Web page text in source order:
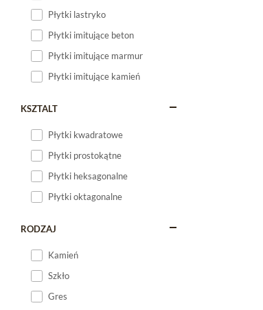
Płytki lastryko
Płytki imitujące beton
Płytki imitujące marmur
Płytki imitujące kamień
KSZTALT
Płytki kwadratowe
Płytki prostokątne
Płytki heksagonalne
Płytki oktagonalne
RODZAJ
Kamień
Szkło
Gres